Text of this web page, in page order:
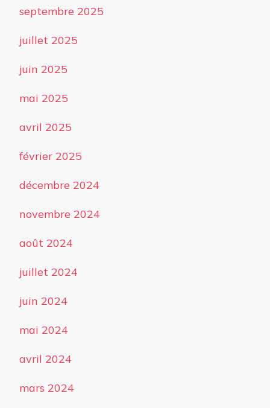
septembre 2025
juillet 2025
juin 2025
mai 2025
avril 2025
février 2025
décembre 2024
novembre 2024
août 2024
juillet 2024
juin 2024
mai 2024
avril 2024
mars 2024